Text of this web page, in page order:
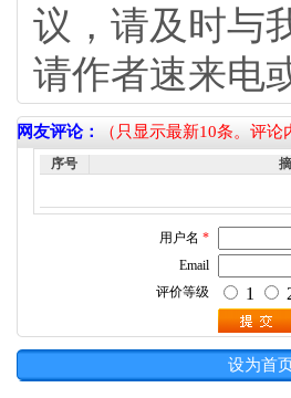
议，请及时与
请作者速来电
网友评论： （只显示最新10条。评
序号
设为首